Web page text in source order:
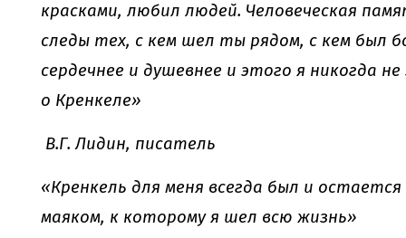
красками, любил людей. Человеческая
следы тех, с кем шел ты рядом, с кем был
сердечнее и душевнее и этого я никогда
о Кренкеле»
В.Г. Лидин, писатель
«Кренкель для меня всегда был и остается
маяком, к которому я шел всю жизнь»